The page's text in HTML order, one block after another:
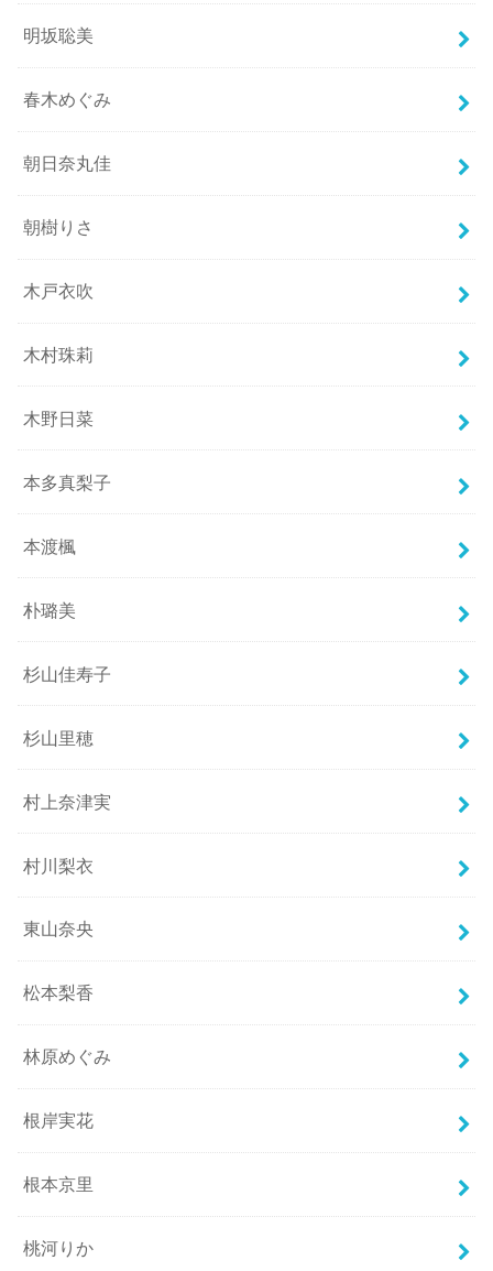
明坂聡美
春木めぐみ
朝日奈丸佳
朝樹りさ
木戸衣吹
木村珠莉
木野日菜
本多真梨子
本渡楓
朴璐美
杉山佳寿子
杉山里穂
村上奈津実
村川梨衣
東山奈央
松本梨香
林原めぐみ
根岸実花
根本京里
桃河りか